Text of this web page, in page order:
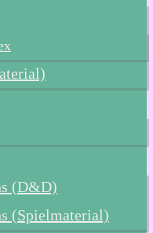
(D&D)
(Spielmaterial)